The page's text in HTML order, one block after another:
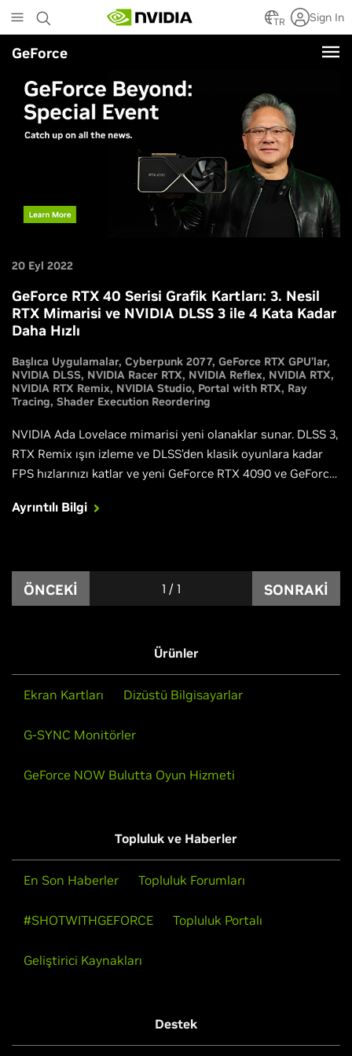
to
main
content
TR Sign In
GeForce
20 Eyl 2022
GeForce RTX 40 Serisi Grafik Kartları: 3. Nesil
RTX Mimarisi ve NVIDIA DLSS 3 ile 4 Kata Kadar
Daha Hızlı
Başlıca Uygulamalar Cyberpunk 2077 GeForce RTX GPU’lar
NVIDIA DLSS NVIDIA Racer RTX NVIDIA Reflex NVIDIA RTX
NVIDIA RTX Remix NVIDIA Studio Portal with RTX Ray
Tracing Shader Execution Reordering
NVIDIA Ada Lovelace mimarisi yeni olanaklar sunar. DLSS 3,
RTX Remix ışın izleme ve DLSS’den klasik oyunlara kadar
FPS hızlarınızı katlar ve yeni GeForce RTX 4090 ve GeForce
oyunları en iyi şekilde oynama gücü sağlar. Gereken tüm
Ayrıntılı Bilgi
ÖNCEKI 1 / 1 SONRAKI
Ürünler
Ekran Kartları Dizüstü Bilgisayarlar
G-SYNC Monitörler
GeForce NOW Bulutta Oyun Hizmeti
Topluluk ve Haberler
En Son Haberler Topluluk Forumları
#SHOTWITHGEFORCE Topluluk Portalı
Geliştirici Kaynakları
Destek